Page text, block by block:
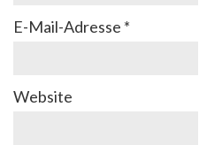
E-Mail-Adresse *
Website